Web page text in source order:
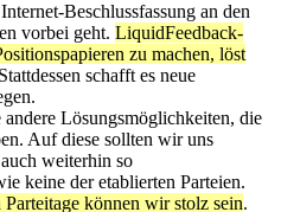
Beschlussfassung an den
vorbei geht. LiquidFeedback-
zu machen, löst
schafft es neue
Lösungsmöglichkeiten, die
Auf diese sollten wir uns
weiterhin so
keine der etablierten Parteien.
können wir stolz sein.